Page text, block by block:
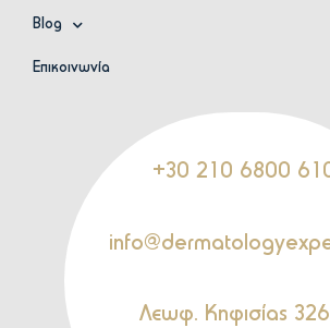
Blog
Επικοινωνία
+30 210 6800
Λεωφ. Κηφισίας